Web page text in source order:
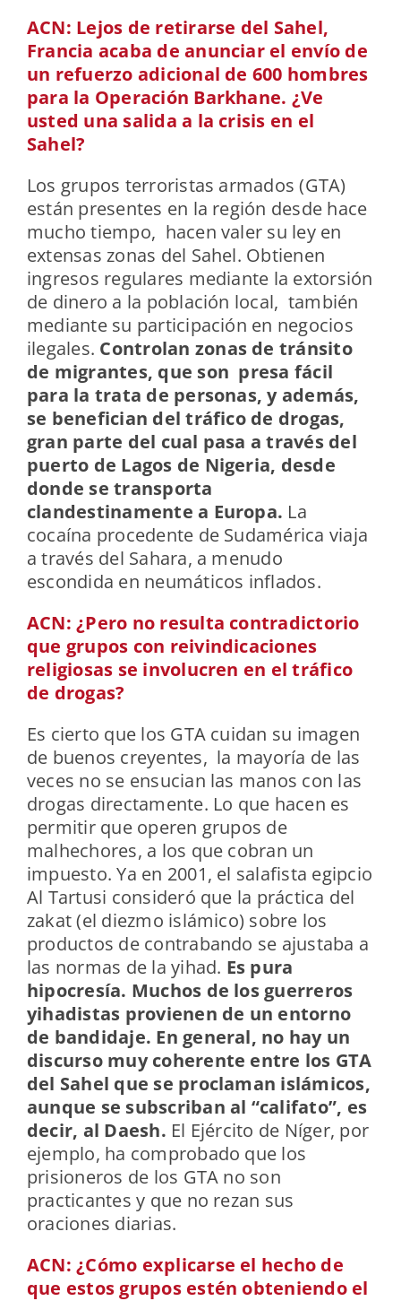
ACN: Lejos de retirarse del Sahel,
Francia acaba de anunciar el envío de
un refuerzo adicional de 600 hombres
para la Operación Barkhane. ¿Ve
usted una salida a la crisis en el
Sahel?
Los grupos terroristas armados (GTA)
están presentes en la región desde hace
mucho tiempo, hacen valer su ley en
extensas zonas del Sahel. Obtienen
ingresos regulares mediante la extorsión
de dinero a la población local, también
mediante su participación en negocios
ilegales. Controlan zonas de tránsito
de migrantes, que son presa fácil
para la trata de personas, y además,
se benefician del tráfico de drogas,
gran parte del cual pasa a través del
puerto de Lagos de Nigeria, desde
donde se transporta
clandestinamente a Europa. La
cocaína procedente de Sudamérica viaja
a través del Sahara, a menudo
escondida en neumáticos inflados.
ACN: ¿Pero no resulta contradictorio
que grupos con reivindicaciones
religiosas se involucren en el tráfico
de drogas?
Es cierto que los GTA cuidan su imagen
de buenos creyentes, la mayoría de las
veces no se ensucian las manos con las
drogas directamente. Lo que hacen es
permitir que operen grupos de
malhechores, a los que cobran un
impuesto. Ya en 2001, el salafista egipcio
Al Tartusi consideró que la práctica del
zakat (el diezmo islámico) sobre los
productos de contrabando se ajustaba a
las normas de la yihad. Es pura
hipocresía. Muchos de los guerreros
yihadistas provienen de un entorno
de bandidaje. En general, no hay un
discurso muy coherente entre los GTA
del Sahel que se proclaman islámicos,
aunque se subscriban al “califato”, es
decir, al Daesh. El Ejército de Níger, por
ejemplo, ha comprobado que los
prisioneros de los GTA no son
practicantes y que no rezan sus
oraciones diarias.
ACN: ¿Cómo explicarse el hecho de
que estos grupos estén obteniendo el